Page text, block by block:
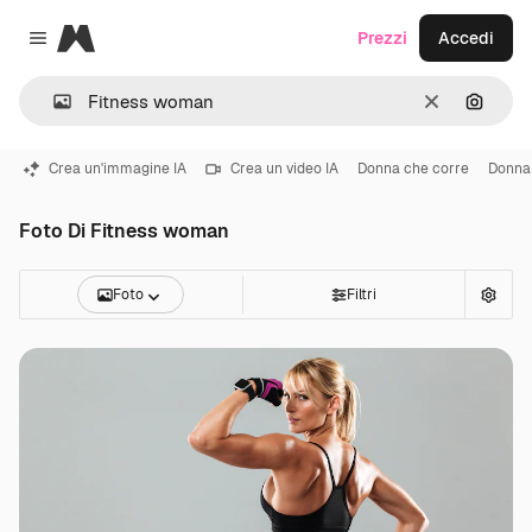
Close menu
Magnific
CancellaCerca
Prezzi Accedi
Crea un'immagine IA Crea un video IA Donna che corre
Foto Di Fitness woman
Foto Filtri